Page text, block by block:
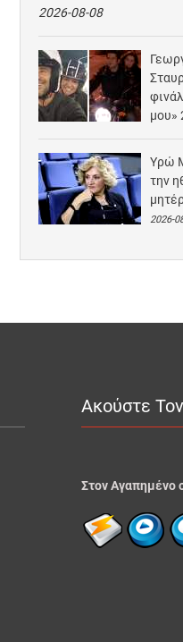
2026-08-08
μου»
Υρώ
την
2026-
Ακούστε
Στον Αγαπημένο